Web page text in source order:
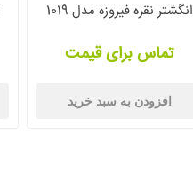
انگشتر نقره فیروزه مدل 1019
تماس برای قیمت
افزودن به سبد خرید